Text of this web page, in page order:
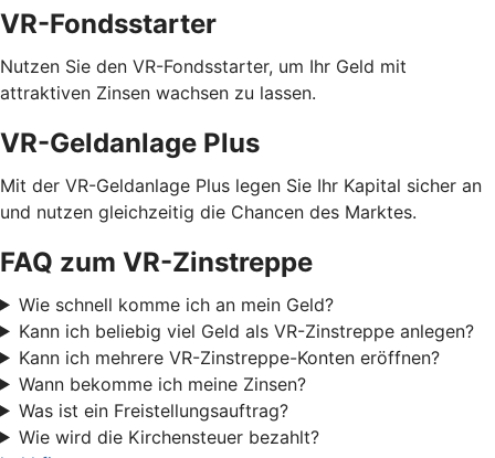
VR-Fondsstarter
Nutzen Sie den VR-Fondsstarter, um Ihr Geld mit
attraktiven Zinsen wachsen zu lassen.
VR-Geldanlage Plus
Mit der VR-Geldanlage Plus legen Sie Ihr Kapital sicher an
und nutzen gleichzeitig die Chancen des Marktes.
FAQ zum VR-Zinstreppe
Wie schnell komme ich an mein Geld?
Kann ich beliebig viel Geld als VR-Zinstreppe anlegen?
Kann ich mehrere VR-Zinstreppe-Konten eröffnen?
Wann bekomme ich meine Zinsen?
Was ist ein Freistellungsauftrag?
Wie wird die Kirchensteuer bezahlt?